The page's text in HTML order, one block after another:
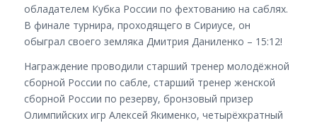
обладателем Кубка России по фехтованию на саблях.
В финале турнира, проходящего в Сириусе, он
обыграл своего земляка Дмитрия Даниленко – 15:12!
Награждение проводили старший тренер молодёжной
сборной России по сабле, старший тренер женской
сборной России по резерву, бронзовый призер
Олимпийских игр Алексей Якименко, четырёхкратный